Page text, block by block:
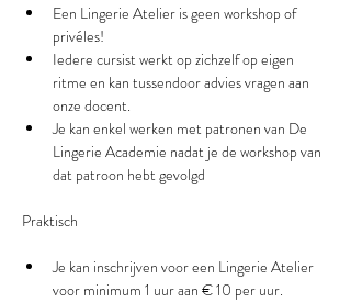
Een Lingerie Atelier is geen workshop of
privéles!
Iedere cursist werkt op zichzelf op eigen
ritme en kan tussendoor advies vragen aan
onze docent.
Je kan enkel werken met patronen van De
Lingerie Academie nadat je de workshop van
dat patroon hebt gevolgd
Je kan inschrijven voor een Lingerie Atelier
voor minimum 1 uur aan € 10 per uur.